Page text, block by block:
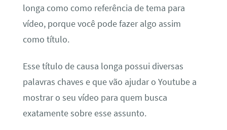
longa como como referência de tema para
vídeo, porque você pode fazer algo assim
como título.
Esse título de causa longa possui diversas
palavras chaves e que vão ajudar o Youtube a
mostrar o seu vídeo para quem busca
exatamente sobre esse assunto.